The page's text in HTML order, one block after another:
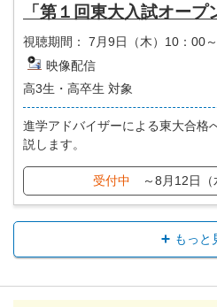
「第１回東大入試オープ
視聴期間：
7月9日（木）10：00
映像配信
高3生・高卒生 対象
進学アドバイザーによる東大合格
説します。
受付中 ～8月12日
もっと